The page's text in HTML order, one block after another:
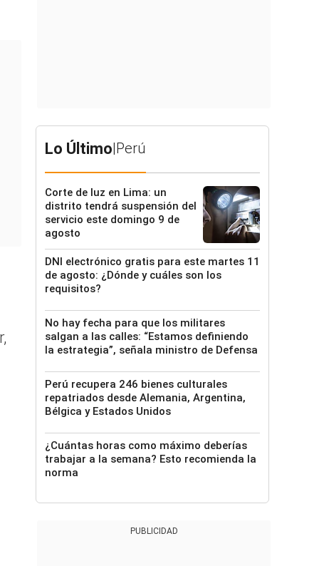
Lo Último|Perú
Corte de luz en Lima: un
distrito tendrá suspensión del
servicio este domingo 9 de
agosto
DNI electrónico gratis para este martes 11
de agosto: ¿Dónde y cuáles son los
requisitos?
No hay fecha para que los militares
salgan a las calles: “Estamos definiendo
la estrategia”, señala ministro de Defensa
Perú recupera 246 bienes culturales
repatriados desde Alemania, Argentina,
Bélgica y Estados Unidos
¿Cuántas horas como máximo deberías
trabajar a la semana? Esto recomienda la
norma
PUBLICIDAD